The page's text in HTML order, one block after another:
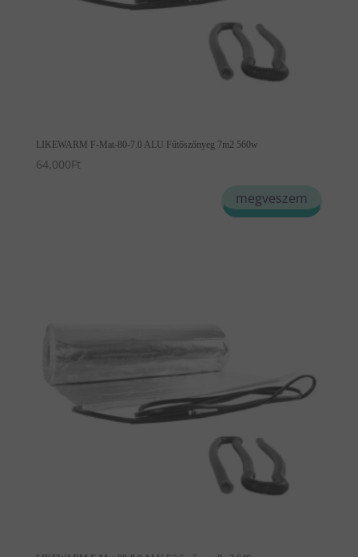
LIKEWARM F-Mat-80-7.0 ALU Fűtőszőnyeg 7m2 560w
64,000Ft
megveszem